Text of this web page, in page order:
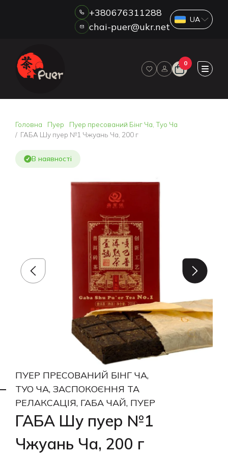
ДРОП
ОПЛАТА ТА ДОСТАВКА
ВІДГУКИ
КОНТАКТИ
+380676311288
chai-puer@ukr.net
0
Головна Пуер
Пуер пресований Бінг Ча, Туо Ча
ГАБА Шу пуер №1 Чжуань Ча, 200 г
В наявності
ПУЕР ПРЕСОВАНИЙ БІНГ ЧА,
ТУО ЧА, ЗАСПОКОЄННЯ ТА
РЕЛАКСАЦІЯ, ГАБА ЧАЙ, ПУЕР
ГАБА Шу пуер №1
Чжуань Ча, 200 г